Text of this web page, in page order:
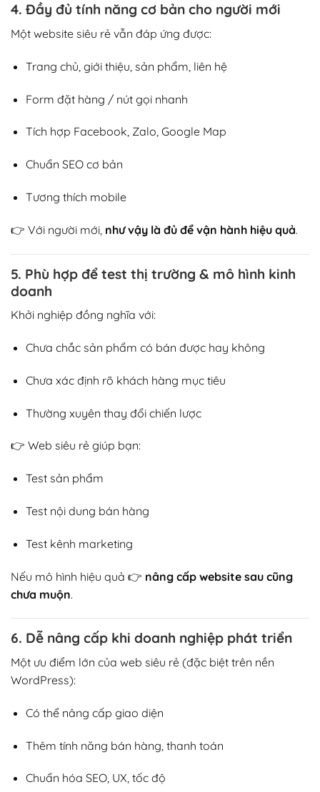
4. Đầy đủ tính năng cơ bản cho người mới
Một website siêu rẻ vẫn đáp ứng được:
Trang chủ, giới thiệu, sản phẩm, liên hệ
Form đặt hàng / nút gọi nhanh
Tích hợp Facebook, Zalo, Google Map
Chuẩn SEO cơ bản
Tương thích mobile
👉 Với người mới, như vậy là đủ để vận hành hiệu quả.
5. Phù hợp để test thị trường & mô hình kinh
doanh
Khởi nghiệp đồng nghĩa với:
Chưa chắc sản phẩm có bán được hay không
Chưa xác định rõ khách hàng mục tiêu
Thường xuyên thay đổi chiến lược
👉 Web siêu rẻ giúp bạn:
Test sản phẩm
Test nội dung bán hàng
Test kênh marketing
Nếu mô hình hiệu quả 👉 nâng cấp website sau cũng
chưa muộn.
6. Dễ nâng cấp khi doanh nghiệp phát triển
Một ưu điểm lớn của web siêu rẻ (đặc biệt trên nền
WordPress):
Có thể nâng cấp giao diện
Thêm tính năng bán hàng, thanh toán
Chuẩn hóa SEO, UX, tốc độ